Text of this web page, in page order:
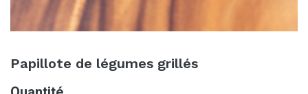
Papillote de légumes grillés